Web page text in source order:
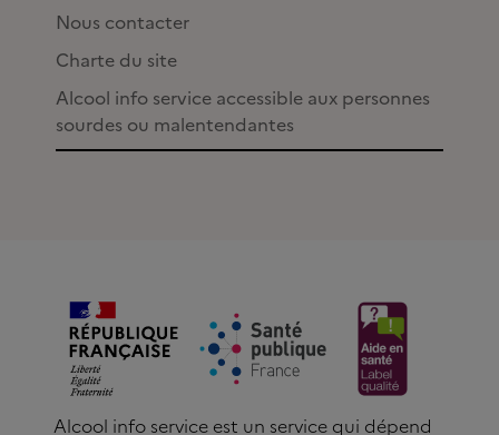
Nous contacter
Charte du site
Alcool info service accessible aux personnes
sourdes ou malentendantes
Alcool info service est un service qui dépend